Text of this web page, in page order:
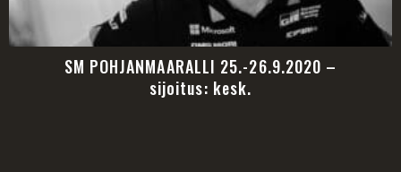
SM POHJANMAARALLI 25.-26.9.2020 –
sijoitus: kesk.